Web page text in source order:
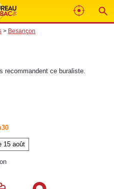
> Besançon
recommandent ce buraliste.
15 août